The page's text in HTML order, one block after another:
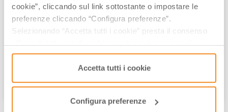
cookie”, cliccando sul link sottostante o impostare le
preferenze cliccando “Configura preferenze”.
Selezionando “Accetta tutti i cookie” presta il consenso
consenso cliccando su “Usa solo i cookie necessari” e
saranno attivati i soli cookie tecnici necessari al corretto
funzionamento del sito.
Accetta tutti i cookie
Configura preferenze
Asparago Verde di Altedo IGP: 4 ricette
per gustarli al meglio
diWalter Manni/// Marzo 26, 2020